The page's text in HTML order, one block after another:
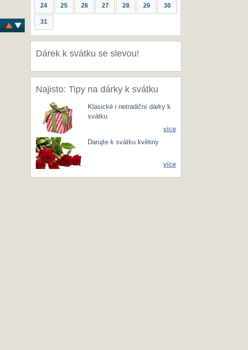
24 25 26 27 28 29 30
31
Dárek k svátku se slevou!
Najisto: Tipy na dárky k svátku
Klasické i netradiční dárky k
svátku
více
Darujte k svátku květiny
více